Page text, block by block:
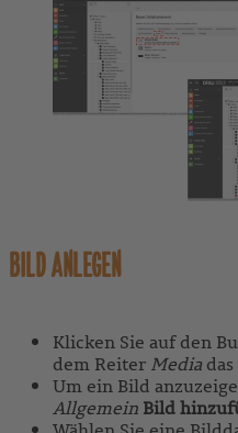
BILD ANLEGEN
Klicken Sie auf den
dem Reiter Media
Um ein Bild
Allgemein Bild